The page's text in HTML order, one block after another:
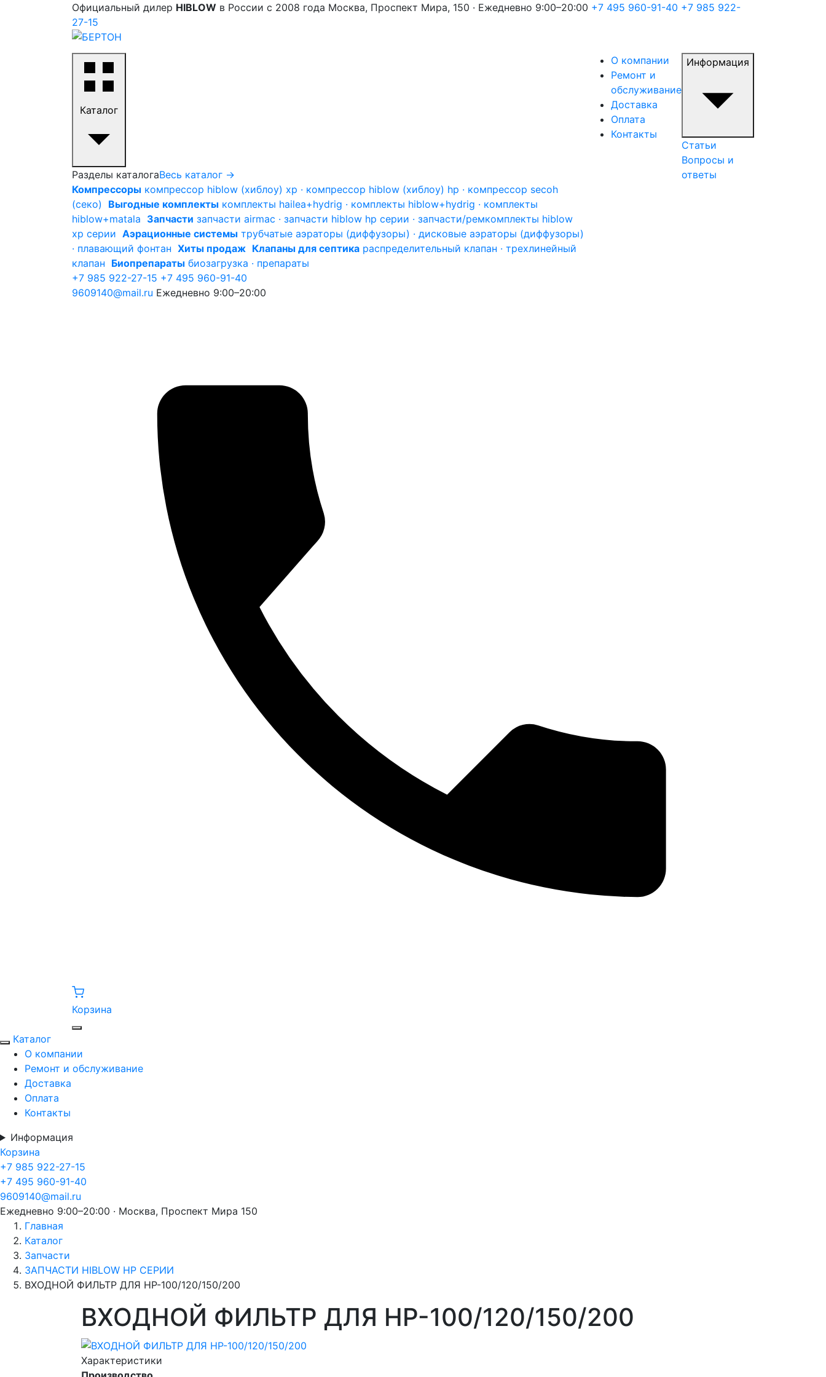
Официальный дилер HIBLOW в России с 2008 года Москва, Проспект Мира, 150 · Ежедневно 9:00–20:00 +7 495 960-91-40 +7 985 922-
27-15
Каталог
Разделы каталогаВесь каталог →
Компрессоры компрессор hiblow (хиблоу) xp · компрессор hiblow (хиблоу) hp · компрессор secoh
(секо)
Выгодные комплекты комплекты hailea+hydrig · комплекты hiblow+hydrig · комплекты
hiblow+matala Запчасти запчасти airmac · запчасти hiblow hp серии · запчасти/ремкомплекты hiblow
xp серии Аэрационные системы трубчатые аэраторы (диффузоры) · дисковые аэраторы (диффузоры)
· плавающий фонтан Хиты продаж Клапаны для септика распределительный клапан · трехлинейный
клапан Биопрепараты биозагрузка · препараты
О компании
Ремонт и
обслуживание
Доставка
Оплата
Контакты
Информация
Статьи
Вопросы и
ответы
+7 985 922-27-15 +7 495 960-91-40
9609140@mail.ru Ежедневно 9:00–20:00
Корзина
Каталог
О компании
Ремонт и обслуживание
Доставка
Оплата
Контакты
Информация
Корзина
+7 985 922-27-15
+7 495 960-91-40
9609140@mail.ru
Ежедневно 9:00–20:00 · Москва, Проспект Мира 150
Главная
Каталог
Запчасти
ЗАПЧАСТИ HIBLOW HP СЕРИИ
ВХОДНОЙ ФИЛЬТР ДЛЯ HP-100/120/150/200
ВХОДНОЙ ФИЛЬТР ДЛЯ HP-100/120/150/200
Характеристики